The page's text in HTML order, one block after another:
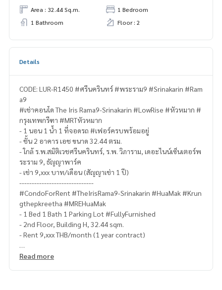
Area : 32.44 Sq.m.
1 Bedroom
1 Bathroom
Floor : 2
Details
CODE: LUR-R1450 #ศรีนครินทร์ #พระราม9 #Srinakarin #Ram
a9
#เช่าคอนโด The Iris Rama9-Srinakarin #LowRise #หัวหมาก #
กรุงเทพกรีฑา #MRTหัวหมาก
- 1 นอน 1 น้ำ 1 ที่จอดรถ #เฟอร์ครบพร้อมอยู่
- ชั้น 2 อาคาร เอช ขนาด 32.44 ตรม.
- ใกล้ ร.พ.สมิติเวชศรีนครินทร์, ร.พ. วิภาราม, เดอะไนน์เซ็นเตอร์พ
ระราม 9, ธัญญาพาร์ค
- เช่า 9,xxx บาท/เดือน (สัญญาเช่า 1 ปี)
------------------------------
#CondoForRent #TheIrisRama9-Srinakarin #HuaMak #Krun
gthepkreetha #MREHuaMak
- 1 Bed 1 Bath 1 Parking Lot #FullyFurnished
- 2nd Floor, Building H, 32.44 sqm.
- Rent 9,xxx THB/month (1 year contract)
Location:https://maps.app.goo.gl/swYB6yJgcPNqPDbz8
Read more